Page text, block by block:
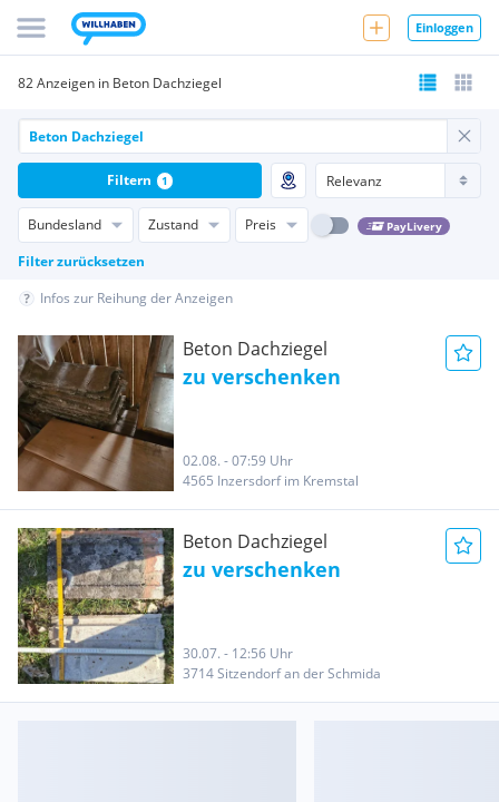
Einloggen
82 Anzeigen in Beton Dachziegel
Bundesland Zustand Preis PayLivery
Filter zurücksetzen
Filtern 1
Infos zur Reihung der Anzeigen
Beton Dachziegel
zu verschenken
02.08. - 07:59 Uhr
4565 Inzersdorf im Kremstal
Beton Dachziegel
zu verschenken
30.07. - 12:56 Uhr
3714 Sitzendorf an der Schmida